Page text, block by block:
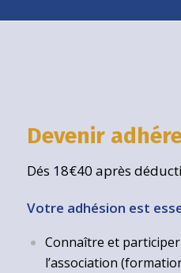
Devenir
Dés 18€40 après
Votre adhésion est
Connaître et
l’association